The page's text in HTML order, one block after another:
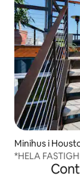
Minihus i
*HELA